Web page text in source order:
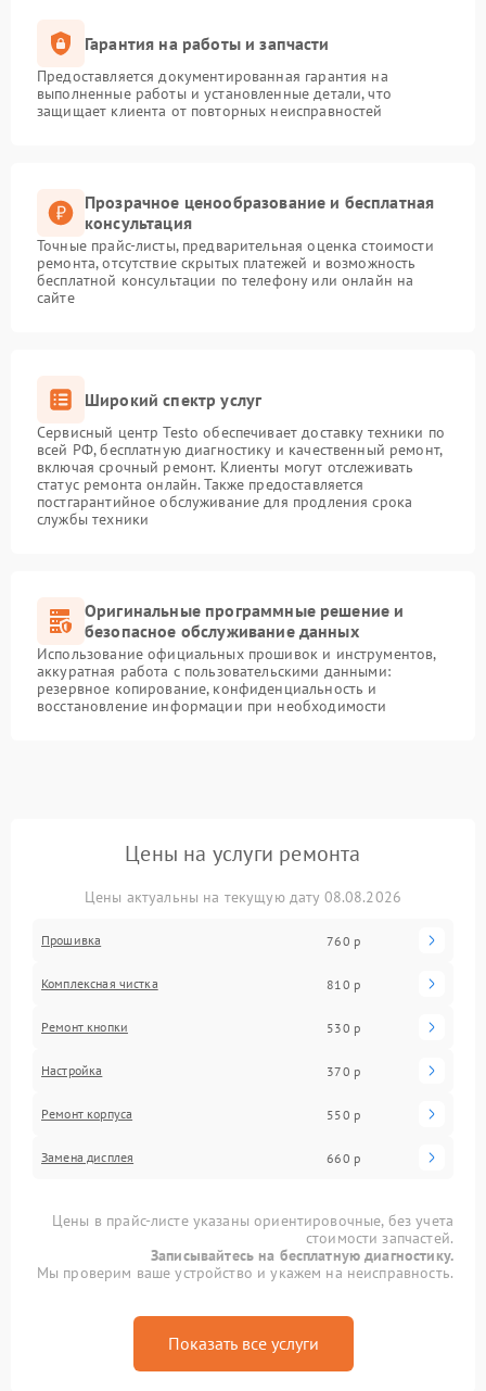
Гарантия на работы и запчасти
Предоставляется документированная гарантия на
выполненные работы и установленные детали, что
защищает клиента от повторных неисправностей
Прозрачное ценообразование и бесплатная
консультация
Точные прайс-листы, предварительная оценка стоимости
ремонта, отсутствие скрытых платежей и возможность
бесплатной консультации по телефону или онлайн на
сайте
Широкий спектр услуг
Сервисный центр Testo обеспечивает доставку техники по
всей РФ, бесплатную диагностику и качественный ремонт,
включая срочный ремонт. Клиенты могут отслеживать
статус ремонта онлайн. Также предоставляется
постгарантийное обслуживание для продления срока
службы техники
Оригинальные программные решение и
безопасное обслуживание данных
Использование официальных прошивок и инструментов,
аккуратная работа с пользовательскими данными:
резервное копирование, конфиденциальность и
восстановление информации при необходимости
Цены на услуги ремонта
Цены актуальны на текущую дату 08.08.2026
Прошивка 760 р
Комплексная чистка 810 р
Ремонт кнопки 530 р
Настройка 370 р
Ремонт корпуса 550 р
Замена дисплея 660 р
Цены в прайс-листе указаны ориентировочные, без учета
стоимости запчастей.
Записывайтесь на бесплатную диагностику.
Мы проверим ваше устройство и укажем на неисправность.
Показать все услуги